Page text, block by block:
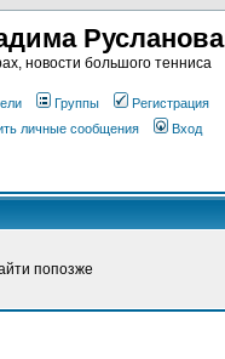
Русланова
новости большого тенниса
Группы
Регистрация
личные сообщения Вход
попозже